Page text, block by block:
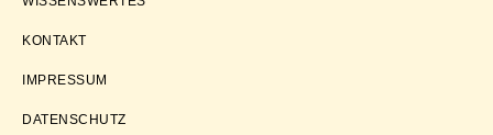
KONTAKT
IMPRESSUM
DATENSCHUTZ